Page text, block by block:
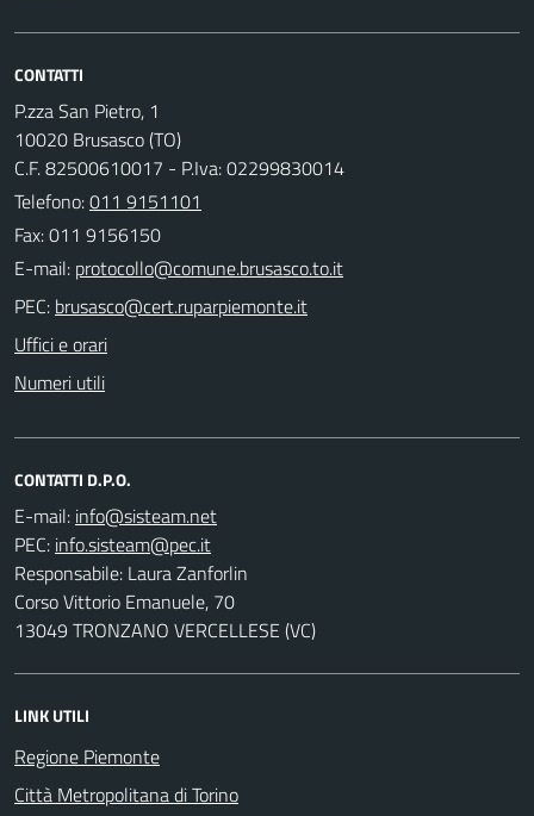
CONTATTI
P.zza San Pietro, 1
10020 Brusasco (TO)
C.F. 82500610017 - P.Iva: 02299830014
Telefono:011 9151101
Fax: 011 9156150
E-mail:
PEC:
Uffici e orari
Numeri utili
CONTATTI D.P.O.
E-mail:
PEC:
Responsabile: Laura Zanforlin
Corso Vittorio Emanuele, 70
13049 TRONZANO VERCELLESE (VC)
LINK UTILI
Regione Piemonte
Città Metropolitana di Torino